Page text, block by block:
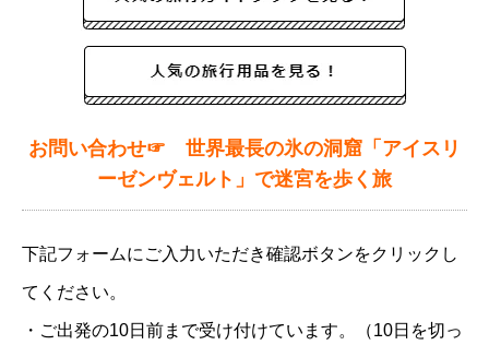
お問い合わせ☞ 世界最長の氷の洞窟「アイスリ
ーゼンヴェルト」で迷宮を歩く旅
下記フォームにご入力いただき確認ボタンをクリックし
てください。
・ご出発の10日前まで受け付けています。（10日を切っ